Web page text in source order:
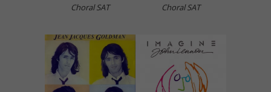
Choral SAT
Choral SAT